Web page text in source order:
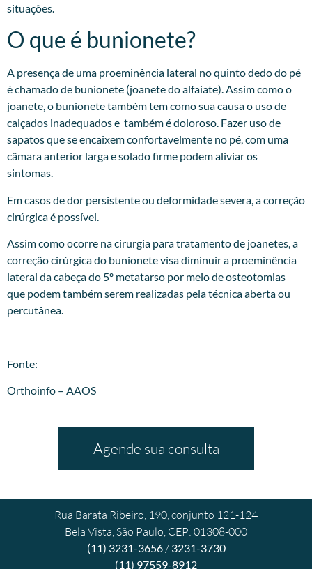
situações.
O que é bunionete?
A presença de uma proeminência lateral no quinto dedo do pé
é chamado de bunionete (joanete do alfaiate). Assim como o
joanete, o bunionete também tem como sua causa o uso de
calçados inadequados e também é doloroso. Fazer uso de
sapatos que se encaixem confortavelmente no pé, com uma
câmara anterior larga e solado firme podem aliviar os
sintomas.
Em casos de dor persistente ou deformidade severa, a correção
cirúrgica é possível.
Assim como ocorre na cirurgia para tratamento de joanetes, a
correção cirúrgica do bunionete visa diminuir a proeminência
lateral da cabeça do 5º metatarso por meio de osteotomias
que podem também serem realizadas pela técnica aberta ou
percutânea.
Fonte:
Orthoinfo – AAOS
Agende sua consulta
Rua Barata Ribeiro, 190, conjunto 121-124
Bela Vista, São Paulo, CEP: 01308-000
(11) 3231-3656/ 3231-3730
(11) 97559-8912